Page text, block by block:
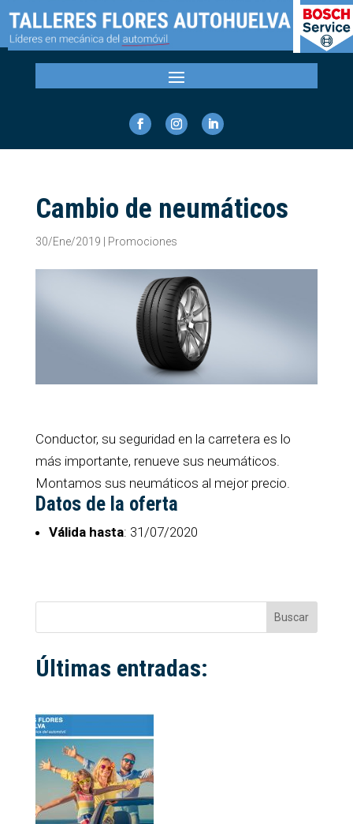
Cambio de neumáticos
30/Ene/2019 | Promociones
Conductor, su seguridad en la carretera es lo
más importante, renueve sus neumáticos.
Montamos sus neumáticos al mejor precio.
Datos de la oferta
Válida hasta: 31/07/2020
Buscar
Últimas entradas: